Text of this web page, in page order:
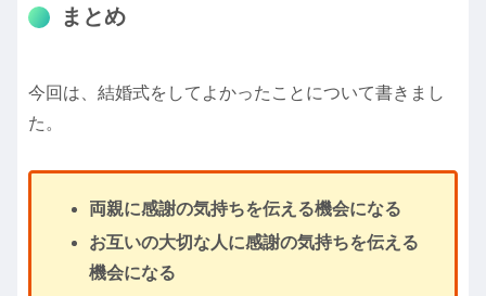
まとめ
今回は、結婚式をしてよかったことについて書きまし
た。
両親に感謝の気持ちを伝える機会になる
お互いの大切な人に感謝の気持ちを伝える
機会になる